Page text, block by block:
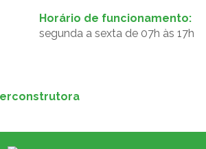
Horário de funcionamento:
segunda a sexta de 07h às 17h